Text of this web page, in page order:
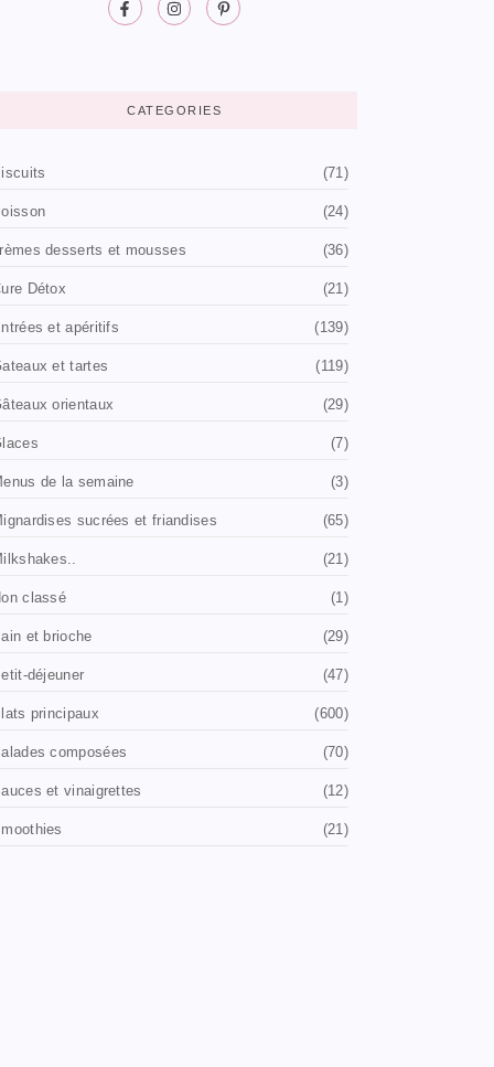
CATEGORIES
(71)
(24)
desserts et mousses (36)
Détox (21)
et apéritifs (139)
et tartes (119)
orientaux (29)
(7)
de la semaine (3)
sucrées et friandises (65)
(21)
classé (1)
et brioche (29)
déjeuner (47)
principaux (600)
composées (70)
et vinaigrettes (12)
(21)